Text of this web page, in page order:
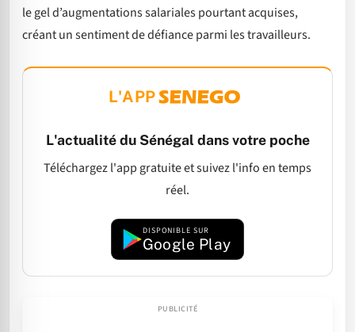
le gel d’augmentations salariales pourtant acquises,
créant un sentiment de défiance parmi les travailleurs.
L'APP
L'actualité du Sénégal dans votre poche
Téléchargez l'app gratuite et suivez l'info en temps
réel.
DISPONIBLE SUR
Google Play